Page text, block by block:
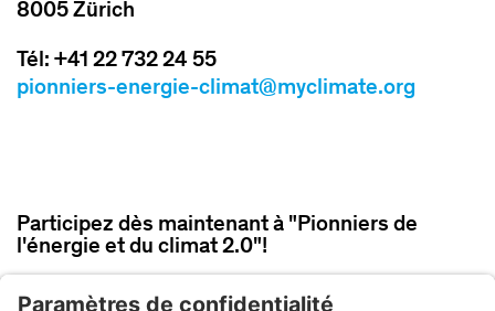
8005 Zürich
Tél: +41 22 732 24 55
pionniers-energie-climat@myclimate.org
Participez dès maintenant à "Pionniers de
l'énergie et du climat 2.0"!